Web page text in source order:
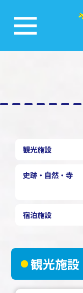
観光施設
史跡・自然・寺
宿泊施設
観光施設